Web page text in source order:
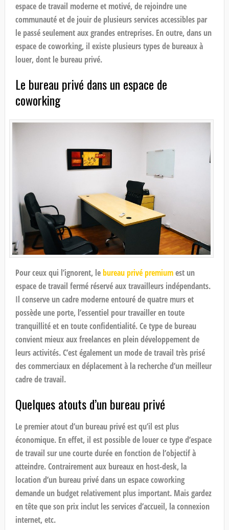
espace de travail moderne et motivé, de rejoindre une
communauté et de jouir de plusieurs services accessibles par
le passé seulement aux grandes entreprises. En outre, dans un
espace de coworking, il existe plusieurs types de bureaux à
louer, dont le bureau privé.
Le bureau privé dans un espace de
coworking
Pour ceux qui l’ignorent, lebureau privé premiumest un
espace de travail fermé réservé aux travailleurs indépendants.
Il conserve un cadre moderne entouré de quatre murs et
possède une porte, l’essentiel pour travailler en toute
tranquillité et en toute confidentialité. Ce type de bureau
convient mieux aux freelances en plein développement de
leurs activités. C’est également un mode de travail très prisé
des commerciaux en déplacement à la recherche d’un meilleur
cadre de travail.
Quelques atouts d’un bureau privé
Le premier atout d’un bureau privé est qu’il est plus
économique. En effet, il est possible de louer ce type d’espace
de travail sur une courte durée en fonction de l’objectif à
atteindre. Contrairement aux bureaux en host-desk, la
location d’un bureau privé dans un espace coworking
demande un budget relativement plus important. Mais gardez
en tête que son prix inclut les services d’accueil, la connexion
internet, etc.